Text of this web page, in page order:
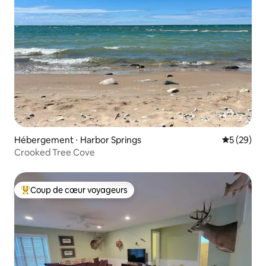
Hébergement ⋅ Harbor Springs
5 (29)
Crooked Tree Cove
Coups de cœur voyageurs les plus appréciés
Coup de cœur voyageurs